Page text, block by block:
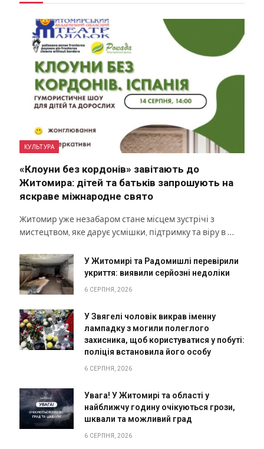
КУЛЬТУРА
«Клоуни без кордонів» завітають до
Житомира: дітей та батьків запрошують на
яскраве міжнародне свято
Житомир уже незабаром стане місцем зустрічі з
мистецтвом, яке дарує усмішки, підтримку та віру в …
У Житомирі та Радомишлі перевірили
укриття: виявили серйозні недоліки
6 СЕРПНЯ, 2026
У Звягелі чоловік викрав іменну
лампадку з могили полеглого
захисника, щоб користуватися у побуті:
поліція встановила його особу
6 СЕРПНЯ, 2026
Увага! У Житомирі та області у
найближчу годину очікуються грози,
шквали та можливий град
6 СЕРПНЯ, 2026